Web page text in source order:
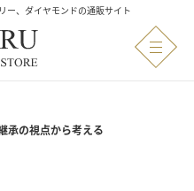
ー、ダイヤモンドの通販サイト
承の視点から考える